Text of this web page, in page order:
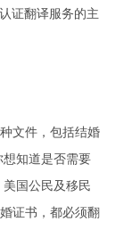
证翻译服务的主
文件，包括结婚
知道是否需要
国公民及移民
证书，都必须翻